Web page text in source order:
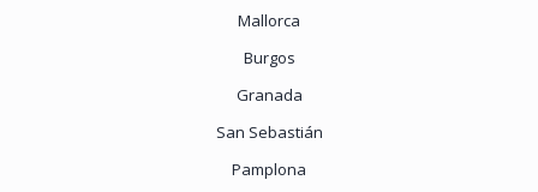
Mallorca
Burgos
Granada
San Sebastián
Pamplona